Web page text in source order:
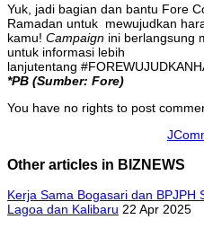
Yuk, jadi bagian dan bantu Fore
Ramadan untuk mewujudkan
kamu! Campaign ini berlangsung
untuk informasi lebih
lanjutentang
*PB (Sumber: Fore)
You have no rights to post
Other articles in BIZNEWS
Kerja Sama Bogasari dan BPJPH
Lagoa dan Kalibaru 22 Apr 2025